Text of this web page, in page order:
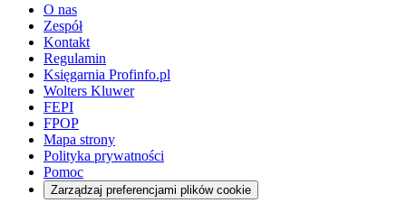
O nas
Zespół
Kontakt
Regulamin
Księgarnia Profinfo.pl
Wolters Kluwer
FEPI
FPOP
Mapa strony
Polityka prywatności
Pomoc
Zarządzaj preferencjami plików cookie